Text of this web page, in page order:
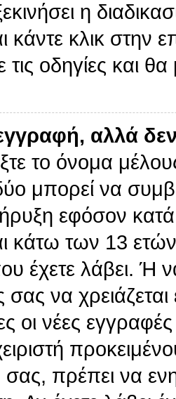
η
κάντε κλικ στην
οδηγίες και
αλλά
το όνομα
μπορεί να
εφόσον κατά
κάτω των 13
έχετε λάβει. Ή
σας να
οι νέες
πρέπει να